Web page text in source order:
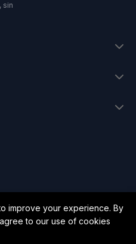
improve your experience. By
to our use of cookies
sin